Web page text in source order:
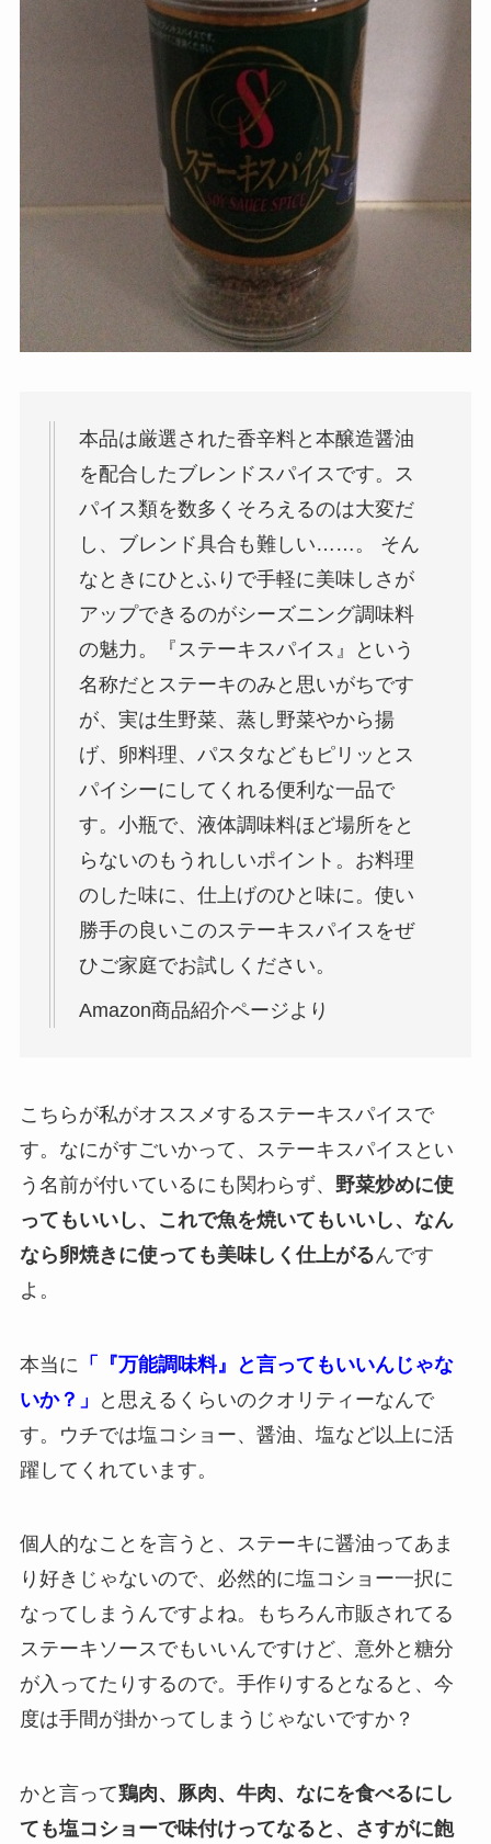
本品は厳選された香辛料と本醸造醤油
を配合したブレンドスパイスです。ス
パイス類を数多くそろえるのは大変だ
し、ブレンド具合も難しい……。 そん
なときにひとふりで手軽に美味しさが
アップできるのがシーズニング調味料
の魅力。『ステーキスパイス』という
名称だとステーキのみと思いがちです
が、実は生野菜、蒸し野菜やから揚
げ、卵料理、パスタなどもピリッとス
パイシーにしてくれる便利な一品で
す。小瓶で、液体調味料ほど場所をと
らないのもうれしいポイント。お料理
のした味に、仕上げのひと味に。使い
勝手の良いこのステーキスパイスをぜ
ひご家庭でお試しください。
Amazon商品紹介ページより
こちらが私がオススメするステーキスパイスで
す。なにがすごいかって、ステーキスパイスとい
う名前が付いているにも関わらず、 野菜炒めに使
ってもいいし、これで魚を焼いてもいいし、なん
なら卵焼きに使っても美味しく仕上がるんです
よ。
本当に 「『万能調味料』と言ってもいいんじゃな
いか？」
と思えるくらいのクオリティーなんで
す。ウチでは塩コショー、醤油、塩など以上に活
躍してくれています。
個人的なことを言うと、ステーキに醤油ってあま
り好きじゃないので、必然的に塩コショー一択に
なってしまうんですよね。もちろん市販されてる
ステーキソースでもいいんですけど、意外と糖分
が入ってたりするので。手作りするとなると、今
度は手間が掛かってしまうじゃないですか？
かと言って鶏肉、豚肉、牛肉、なにを食べるにし
ても塩コショーで味付けってなると、さすがに飽